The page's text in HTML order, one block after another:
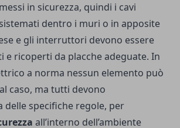
in sicurezza, quindi i cavi
dentro i muri o in apposite
e gli interruttori devono essere
e ricoperti da placche adeguate. In
a norma nessun elemento può
caso, ma tutti devono
delle specifiche regole, per
all’interno dell’ambiente